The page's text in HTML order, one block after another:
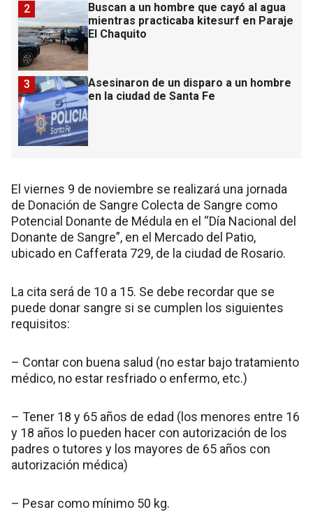
Buscan a un hombre que cayó al agua
mientras practicaba kitesurf en Paraje
El Chaquito
2
Asesinaron de un disparo a un hombre
en la ciudad de Santa Fe
3
El viernes 9 de noviembre se realizará una jornada
de Donación de Sangre Colecta de Sangre como
Potencial Donante de Médula en el “Día Nacional del
Donante de Sangre”, en el Mercado del Patio,
ubicado en Cafferata 729, de la ciudad de Rosario.
La cita será de 10 a 15. Se debe recordar que se
puede donar sangre si se cumplen los siguientes
requisitos:
– Contar con buena salud (no estar bajo tratamiento
médico, no estar resfriado o enfermo, etc.)
– Tener 18 y 65 años de edad (los menores entre 16
y 18 años lo pueden hacer con autorización de los
padres o tutores y los mayores de 65 años con
autorización médica)
– Pesar como mínimo 50 kg.